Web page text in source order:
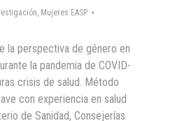
, Mujeres EASP
la perspectiva de género en
la pandemia de COVID-
crisis de salud. Método
con experiencia en salud
de Sanidad, Consejerías